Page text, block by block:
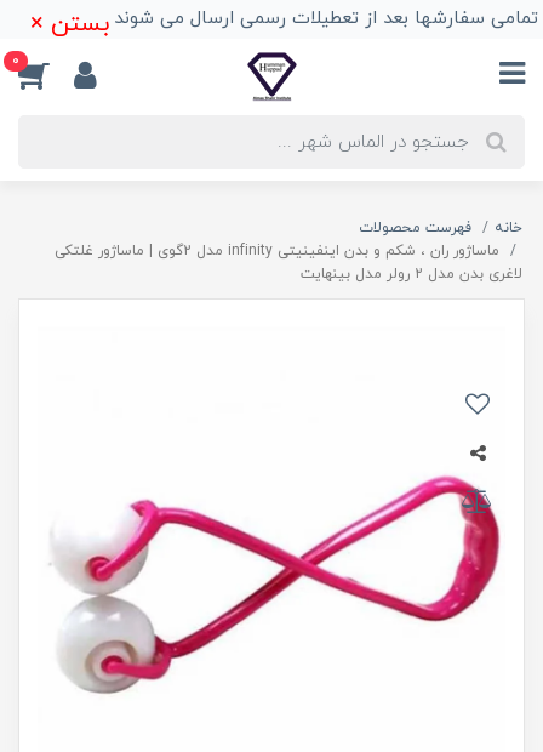
تمامی سفارشها بعد از تعطیلات رسمی ارسال می شوند بستن ×
0
خانه
فهرست محصولات
ماساژور ران ، شکم و بدن اینفینیتی infinity مدل 2گوی | ماساژور غلتکی
لاغری بدن مدل 2 رولر مدل بینهایت